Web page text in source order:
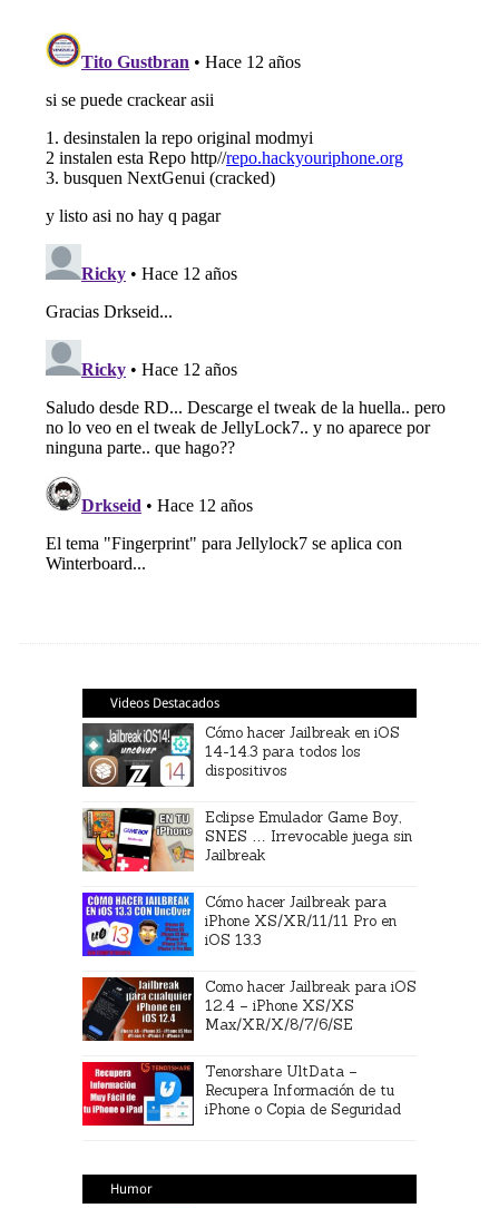
Videos Destacados
Cómo hacer Jailbreak en iOS
14-14.3 para todos los
dispositivos
Eclipse Emulador Game Boy,
SNES … Irrevocable juega sin
Jailbreak
Cómo hacer Jailbreak para
iPhone XS/XR/11/11 Pro en
iOS 13.3
Como hacer Jailbreak para iOS
12.4 – iPhone XS/XS
Max/XR/X/8/7/6/SE
Tenorshare UltData –
Recupera Información de tu
iPhone o Copia de Seguridad
Humor